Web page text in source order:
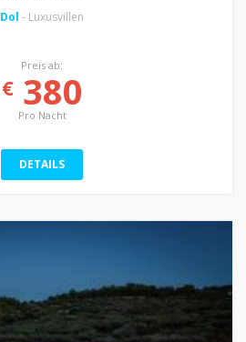
Dol - Luxusvillen
Preis ab:
€380
Pro Nacht
DETAILS